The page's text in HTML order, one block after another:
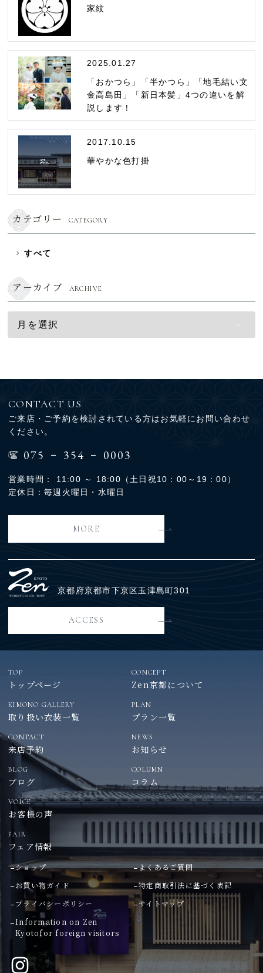
家紋
2025.01.27
「おかつら」「半かつら」「地毛結い文
金高島田」「新日本髪」4つの違いを解
説します！
2017.10.15
華やかな色打掛
カテゴリー CATEGORY
すべて
アーカイブ ARCHIVE
CONTACT US
ご来店・ご予約を検討されている方はお気軽にお問い合わせ
ください。
075 - 354 - 0003
営業時間： 11:00 ～ 18:00（土日祝10：00～19：00）
定休日：毎週火曜日・水曜日
MORE
京都府京都市下京区玉津島町301
ACCESS
TOP
トップページ
CONCEPT
Zen京都について
KIMONO GALLERY
取り扱い衣装一覧
PLAN
プラン一覧
CONTACT
来店予約
NEWS
お知らせ
BLOG
ブログ
COLUMN
コラム
VOICE
お客様の声
FAIR
フェア情報
ショップ
よくあるご質問
お買い物ガイド
特定商取引法に基づく表記
プライバシーポリシー
サイトマップ
Information on Zen
Kyotofor foreign visitors